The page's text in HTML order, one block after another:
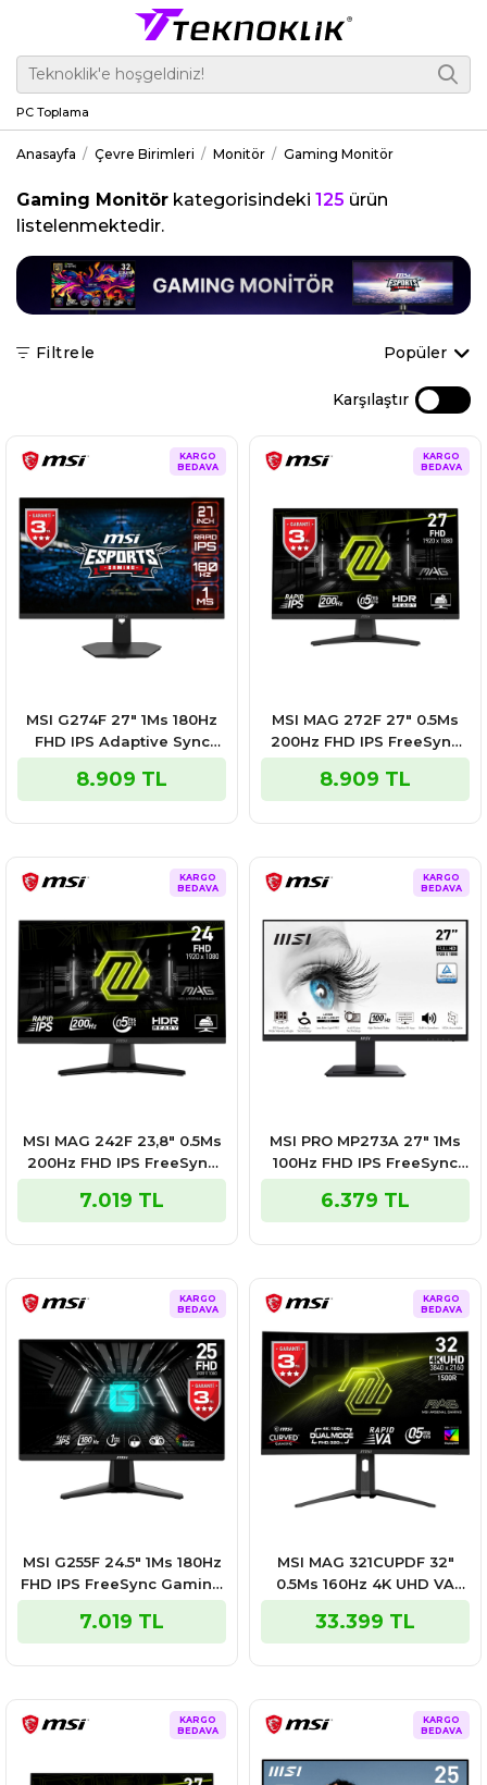
PC Toplama
Anasayfa Çevre Birimleri Monitör Gaming Monitör
Gaming Monitör kategorisindeki 125 ürün
listelenmektedir.
Filtrele Popüler
Karşılaştır
MSI G274F 27″ 1Ms 180Hz
FHD IPS Adaptive Sync
Gaming Monitör
8.909 TL
KARGO
BEDAVA
MSI MAG 272F 27″ 0.5Ms
200Hz FHD IPS FreeSync
Premium Gaming Monitör
8.909 TL
KARGO
BEDAVA
MSI MAG 242F 23,8″ 0.5Ms
200Hz FHD IPS FreeSync
Premium Gaming Monitör
7.019 TL
KARGO
BEDAVA
MSI PRO MP273A 27″ 1Ms
100Hz FHD IPS FreeSync
Monitör
6.379 TL
KARGO
BEDAVA
MSI G255F 24.5″ 1Ms 180Hz
FHD IPS FreeSync Gaming
Monitör
7.019 TL
KARGO
BEDAVA
MSI MAG 321CUPDF 32″
0.5Ms 160Hz 4K UHD VA
FreeSync Premium Curved
Gaming Monitör
33.399 TL
KARGO
BEDAVA
KARGO
BEDAVA
KARGO
BEDAVA